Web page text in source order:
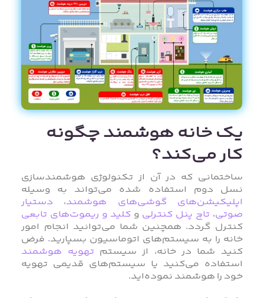
یک خانه هوشمند چگونه
کار می‌کند؟
ساختمانی که در آن از تکنولوژی هوشمندسازی
نسل دوم استفاده شده می‌تواند به وسیله
اپلیکیشن‌های گوشی‌های هوشمند، دستیار
صوتی، تاچ پنل کنترلی و کلید و ریموت‌های تابعی
کنترل گردد. همچنین شما می‌توانید انجام امور
خانه را به سیستم‌های اتوماسیون بسپارید. فرض
کنید شما در خانه، از سیستم تهویه هوشمند
استفاده می‌کنید یا سیستم‌های قدیمی تهویه
خود را هوشمند نموده‌اید.